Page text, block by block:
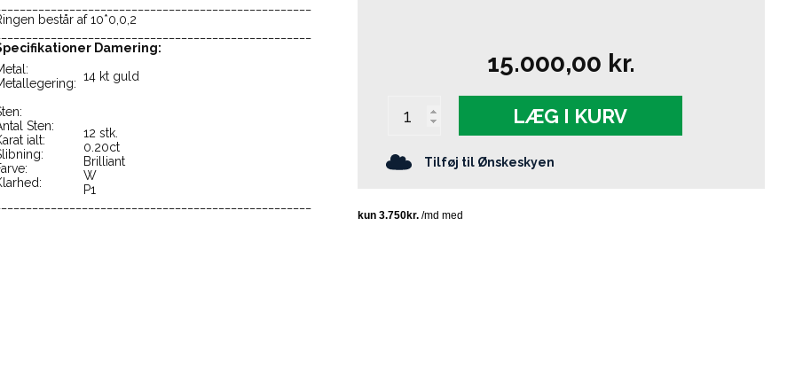
15.000,00 kr.
LÆG I KURV
Tilføj til Ønskeskyen
består af 10*0,0,2
Damering:
Sten:
ialt:
14 kt guld
12 stk.
0.20ct
Brilliant
W
P1